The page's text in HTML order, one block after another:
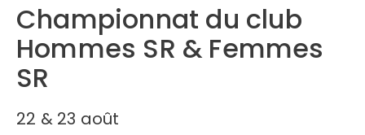
Championnat du club
Hommes SR & Femmes
SR
22 & 23 août